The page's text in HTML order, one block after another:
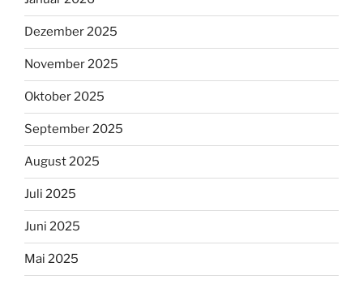
Dezember 2025
November 2025
Oktober 2025
September 2025
August 2025
Juli 2025
Juni 2025
Mai 2025